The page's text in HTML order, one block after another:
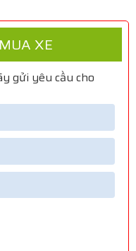
XE
gửi yêu cầu cho